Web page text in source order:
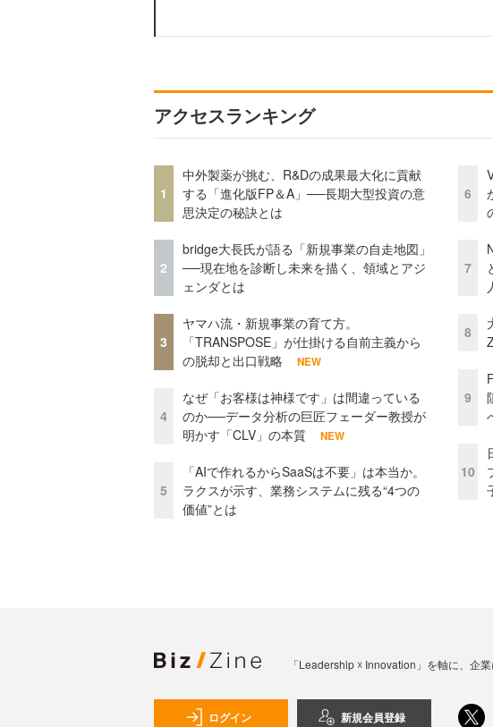
アクセスランキング
1
中外製薬が挑む、R&Dの成果最大化に貢献
する「進化版FP＆A」──長期大型投資の意
思決定の秘訣とは
2
bridge大長氏が語る「新規事業の自走地図」
──現在地を診断し未来を描く、領域とアジ
ェンダとは
3
ヤマハ流・新規事業の育て方。
「TRANSPOSE」が仕掛ける自前主義から
の脱却と出口戦略
NEW
4
なぜ「お客様は神様です」は間違っている
のか──データ分析の巨匠フェーダー教授が
明かす「CLV」の本質
NEW
5
「AIで作れるからSaaSは不要」は本当か。
ラクスが示す、業務システムに残る“4つの
価値”とは
6
7
8
9
10
「Leadership ☓ Innovation」を軸に、企
ログイン 新規会員登録